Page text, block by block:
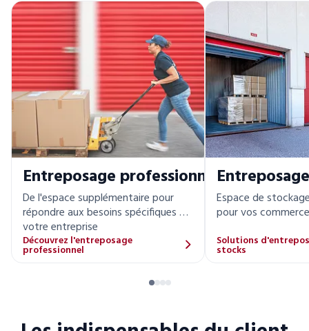
Entreposage professionnel
De l'espace supplémentaire pour
répondre aux besoins spécifiques de
votre entreprise
Découvrez l'entreposage
professionnel
Espace de
pour vos
Solutions
stocks